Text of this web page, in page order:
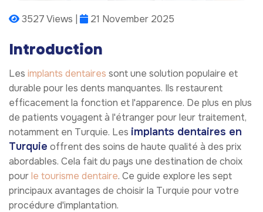
3527 Views | 21 November 2025
Introduction
Les implants dentaires sont une solution populaire et
durable pour les dents manquantes. Ils restaurent
efficacement la fonction et l'apparence. De plus en plus
de patients voyagent à l'étranger pour leur traitement,
notamment en Turquie. Les implants dentaires en
Turquie offrent des soins de haute qualité à des prix
abordables. Cela fait du pays une destination de choix
pourle tourisme dentaire. Ce guide explore les sept
principaux avantages de choisir la Turquie pour votre
procédure d'implantation.